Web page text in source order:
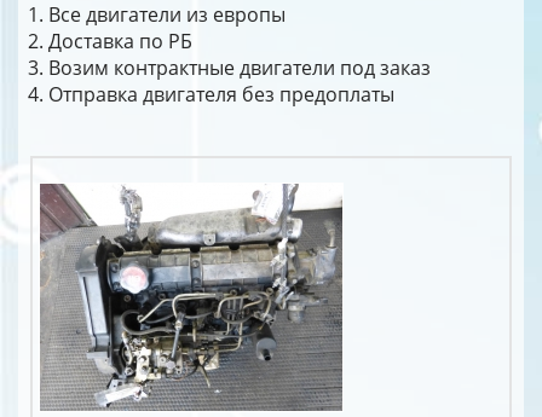
Все двигатели из европы
Доставка по РБ
Возим контрактные двигатели под заказ
Отправка двигателя без предоплаты